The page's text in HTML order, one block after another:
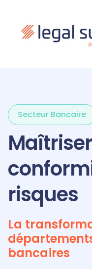
Secteur Bancaire
risques
La
bancaires